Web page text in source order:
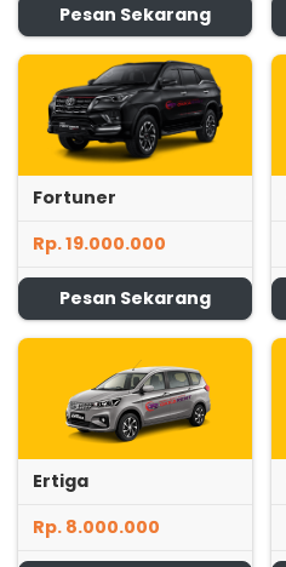
Pesan Sekarang
Fortuner
Rp. 19.000.000
Pesan Sekarang
Ertiga
Rp. 8.000.000